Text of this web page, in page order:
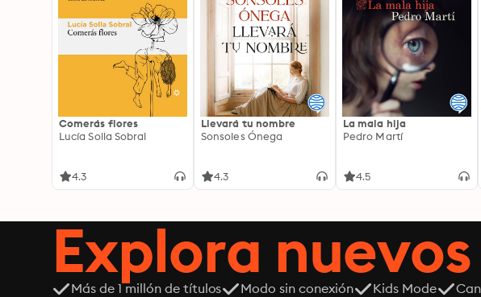
Comerás flores
Lucía Solla Sobral
4.3
Llevará tu nombre
Sonsoles Ónega
4.3
La mala hija
Pedro Martí
4.5
Explora
Más de 1 millón de títulos Modo sin conexión Kids Mode